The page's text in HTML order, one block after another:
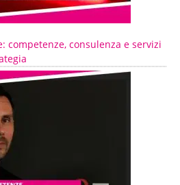
competenze, consulenza e servizi